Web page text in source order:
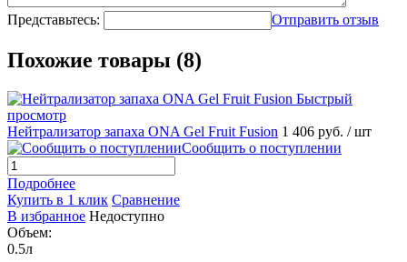
Представьтесь: Отправить отзыв
Похожие товары (8)
Быстрый
просмотр
Нейтрализатор запаха ONA Gel Fruit Fusion 1 406 руб. / шт
Сообщить о поступлении
Подробнее
Купить в 1 клик Сравнение
В избранное Недоступно
Объем:
0.5л